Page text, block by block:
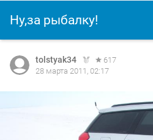
Ну,за рыбалку!
tolstyak34
617
28 марта 2011, 02:17